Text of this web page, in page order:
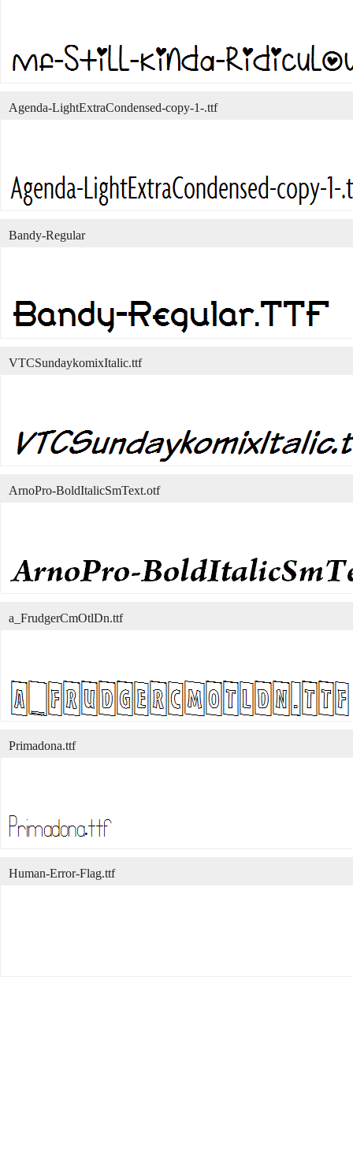
Agenda-LightExtraCondensed-copy-1-.ttf
Bandy-Regular
VTCSundaykomixItalic.ttf
ArnoPro-BoldItalicSmText.otf
a_FrudgerCmOtlDn.ttf
Primadona.ttf
Human-Error-Flag.ttf